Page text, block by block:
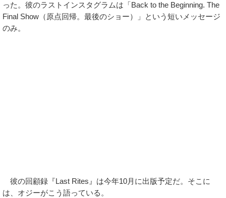
った。彼のラストインスタグラムは「Back to the Beginning. The
Final Show（原点回帰。最後のショー）」という短いメッセージ
のみ。
彼の回顧録『Last Rites』は今年10月に出版予定だ。そこに
は、オジーがこう語っている。